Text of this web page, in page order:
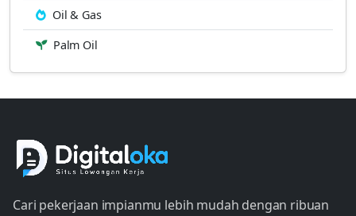
Oil & Gas
Palm Oil
Cari pekerjaan impianmu lebih mudah dengan ribuan